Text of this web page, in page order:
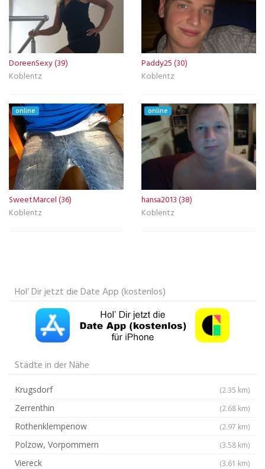
DoreenSexy (39)
Koblentz
Paddy25 (30)
Koblentz
online
SweetMarcel (36)
Koblentz
online
hansa2013 (38)
Koblentz
Hol‘ Dir jetzt die Date App (kostenlos)
Städte in der Nähe
Krugsdorf (2.35 km)
Zerrenthin (2.68 km)
Rothenklempenow (2.97 km)
Polzow, Vorpommern (3.58 km)
Viereck (3.61 km)